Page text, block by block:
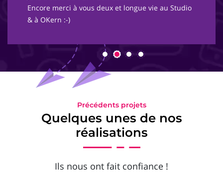
Encore merci à vous deux et longue vie au Studio
& à OKern :-)
Précédents projets
Quelques unes de nos
réalisations
Ils nous ont fait confiance !